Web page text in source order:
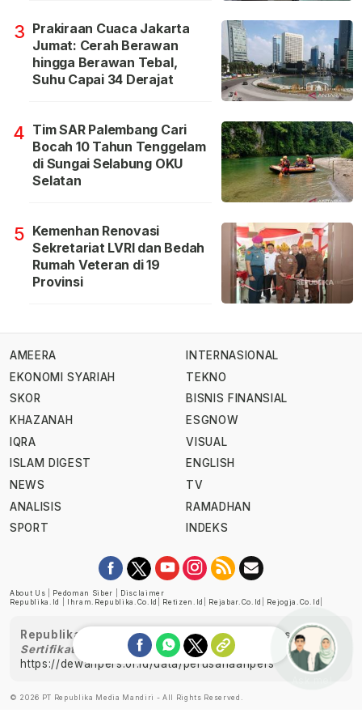
3 Prakiraan Cuaca Jakarta
Jumat: Cerah Berawan
hingga Berawan Tebal,
Suhu Capai 34 Derajat
4 Tim SAR Palembang Cari
Bocah 10 Tahun Tenggelam
di Sungai Selabung OKU
Selatan
5 Kemenhan Renovasi
Sekretariat LVRI dan Bedah
Rumah Veteran di 19
Provinsi
AMEERA
EKONOMI SYARIAH
SKOR
KHAZANAH
IQRA
ISLAM DIGEST
NEWS
ANALISIS
SPORT
INTERNASIONAL
TEKNO
BISNIS FINANSIAL
ESGNOW
VISUAL
ENGLISH
TV
RAMADHAN
INDEKS
About Us Pedoman Siber
Disclaimer
Republika.id
Ihram.republika.co.id Retizen.id Rejabar.co.id Rejogja.co.id
Republika telah diverifikasi oleh Dewan Pers
Sertifikat Nomor 1058/DP-Verifikasi/K/XII/2022
https://dewanpers.or.id/data/perusahaanpers
© 2026 PT Republika Media Mandiri - All Rights Reserved.